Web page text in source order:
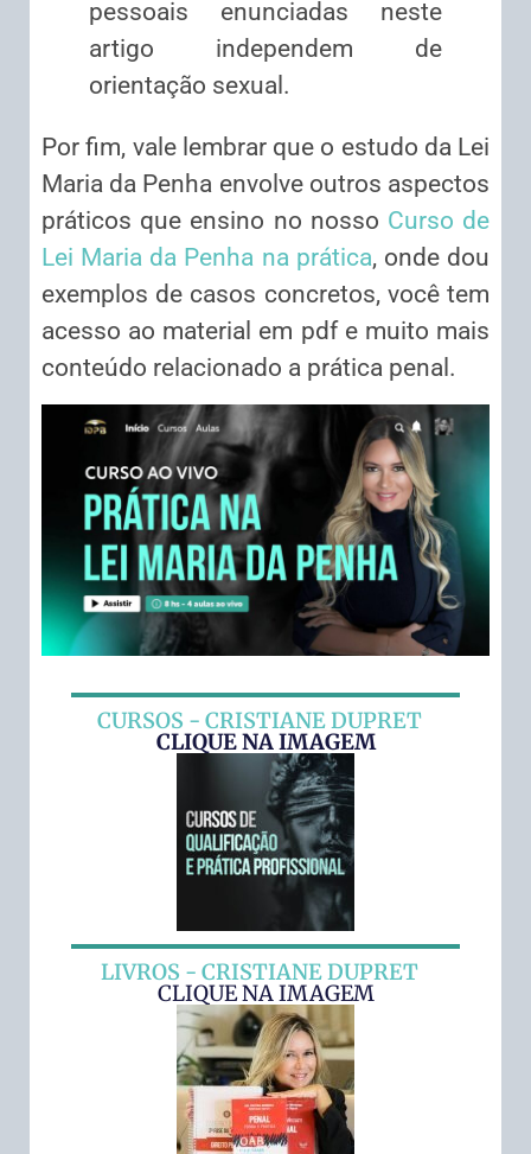
pessoais enunciadas neste
artigo independem de
orientação sexual.
Por fim, vale lembrar que o estudo da Lei
Maria da Penha envolve outros aspectos
práticos que ensino no nosso Curso de
Lei Maria da Penha na prática, onde dou
exemplos de casos concretos, você tem
acesso ao material em pdf e muito mais
conteúdo relacionado a prática penal.
CURSOS - CRISTIANE DUPRET
CLIQUE NA IMAGEM
LIVROS - CRISTIANE DUPRET
CLIQUE NA IMAGEM